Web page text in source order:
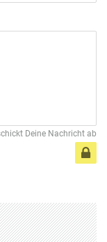
Deine Nachricht ab